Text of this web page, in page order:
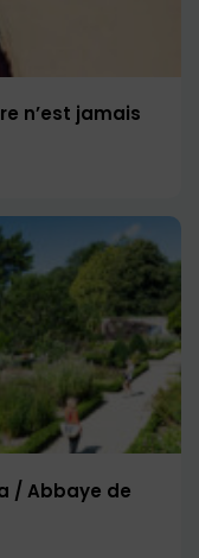
n’est jamais
/ Abbaye de